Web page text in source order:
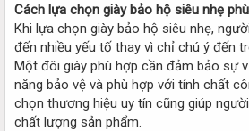
Cách lựa chọn giày bảo hộ siêu nhẹ
Khi lựa chọn giày bảo hộ siêu nhẹ,
đến nhiều yếu tố thay vì chỉ chú ý đến
Một đôi giày phù hợp cần đảm bảo sự
năng bảo vệ và phù hợp với tính chất
chọn thương hiệu uy tín cũng giúp
chất lượng sản phẩm.